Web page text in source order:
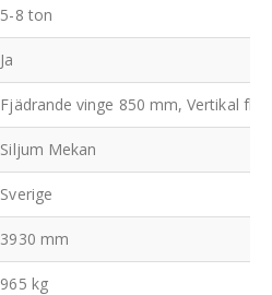
5-8 ton
Ja
Fjädrande vinge 850 mm, Vertikal
Siljum Mekan
Sverige
3930 mm
965 kg